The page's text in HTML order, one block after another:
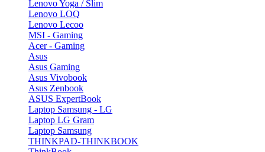
Lenovo Yoga / Slim
Lenovo LOQ
Lenovo Lecoo
MSI - Gaming
Acer - Gaming
Asus
Asus Gaming
Asus Vivobook
Asus Zenbook
ASUS ExpertBook
Laptop Samsung - LG
Laptop LG Gram
Laptop Samsung
THINKPAD-THINKBOOK